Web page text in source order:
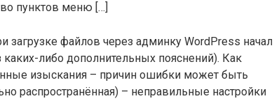
пунктов меню […]
загрузке файлов через админку WordPress начал
либо дополнительных пояснений). Как
изыскания – причин ошибки может быть
распространённая) – неправильные настройки